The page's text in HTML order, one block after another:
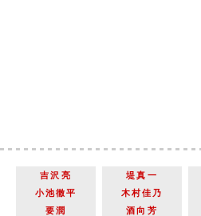
吉沢亮 堤真一
小池徹平
木村佳乃
要潤
酒向芳